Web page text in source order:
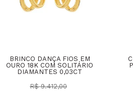
BRINCO DANÇA FIOS EM
OURO 18K COM SOLITÁRIO
DIAMANTES 0,03CT
R$ 9.412,00